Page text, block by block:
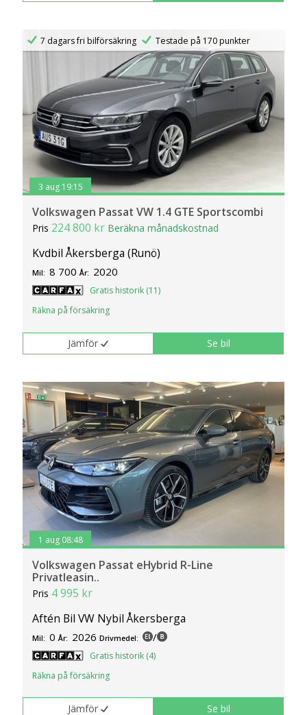
7 dagars fri bilförsäkring Testade på 170 punkter
3 aug 19:15
Volkswagen Passat VW 1.4 GTE Sportscombi
Pris 224 800 kr Beräkna månadskostnad
Kvdbil Åkersberga (Runö)
Mil: 8 700 År: 2020
Gratis historik (11)
Räkna på försäkring
Jämför Se bil
1 aug 08:48
Volkswagen Passat eHybrid R-Line
Privatleasin..
Pris 4 995 kr
Aftén Bil VW Nybil Åkersberga
Mil: 0 År: 2026 Drivmedel: /
Gratis historik (4)
Räkna på försäkring
Jämför Se bil